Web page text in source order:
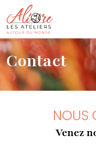
Contact
NOUS
Venez